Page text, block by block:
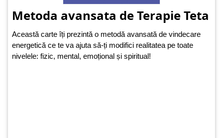
Metoda avansata de Terapie Teta
Această carte îți prezintă o metodă avansată de vindecare
energetică ce te va ajuta să-ți modifici realitatea pe toate
nivelele: fizic, mental, emoțional și spiritual!